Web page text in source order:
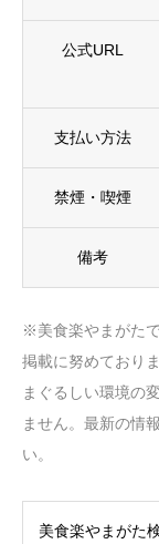
公式URL
支払い方法
禁煙・喫煙
備考
※美食楽やまがた
掲載に努めており
まぐるしい環境の
ません。最新の情
い。
美食楽やまがた